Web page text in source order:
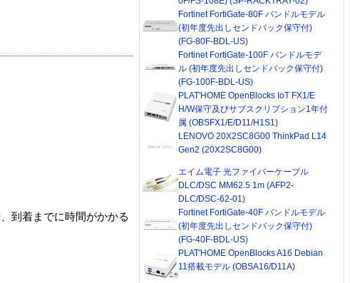
到着までに時間がかかる
Fortinet FortiGate-80F バンドルモデル
(初年度先出しセンドバック保守付)
(FG-80F-BDL-US)
Fortinet FortiGate-100F バンドルモデ
ル (初年度先出しセンドバック保守付)
(FG-100F-BDL-US)
PLAT'HOME OpenBlocks IoT FX1/E
H/W保守及びサブスクリプション1年付
属 (OBSFX1/E/D11/H1S1)
LENOVO 20X2SC8G00 ThinkPad L14
Gen2 (20X2SC8G00)
エイム電子 光ファイバーケーブル
DLC/DSC MM62.5 1m (AFP2-
DLC/DSC-62-01)
Fortinet FortiGate-40F バンドルモデル
(初年度先出しセンドバック保守付)
(FG-40F-BDL-US)
PLAT'HOME OpenBlocks A16 Debian
11搭載モデル (OBSA16/D11A)